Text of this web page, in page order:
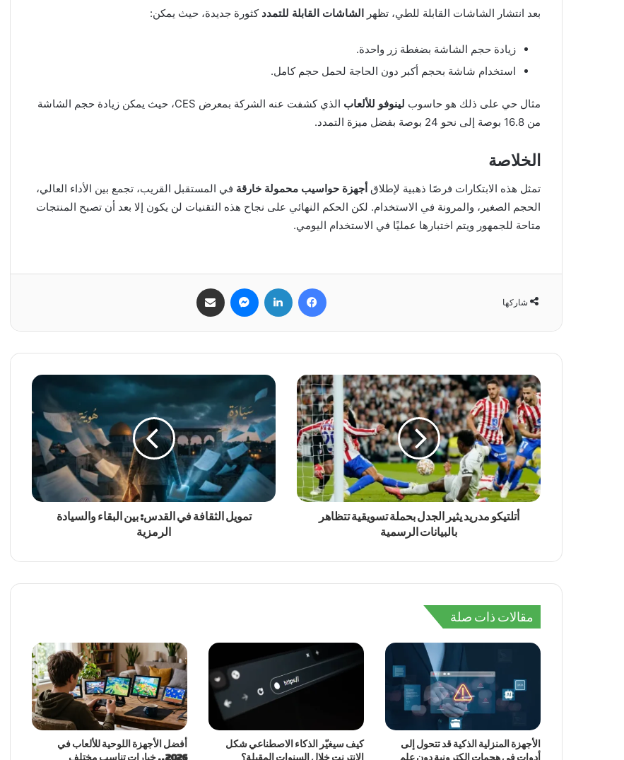
بعد انتشار الشاشات القابلة للطي، تظهر الشاشات القابلة للتمدد كثورة جديدة، حيث يمكن:
زيادة حجم الشاشة بضغطة زر واحدة.
استخدام شاشة بحجم أكبر دون الحاجة لحمل حجم كامل.
مثال حي على ذلك هو حاسوب لينوفو للألعاب
الذي كشفت عنه الشركة بمعرض CES، حيث يمكن زيادة حجم الشاشة
من 16.8 بوصة إلى نحو 24 بوصة بفضل ميزة التمدد.
الخلاصة
تمثل هذه الابتكارات فرصًا ذهبية لإطلاق أجهزة حواسيب محمولة خارقة في المستقبل القريب، تجمع بين الأداء العالي،
الحجم الصغير، والمرونة في الاستخدام. لكن الحكم النهائي على نجاح هذه التقنيات لن يكون إلا بعد أن تصبح المنتجات
متاحة للجمهور ويتم اختبارها عمليًا في الاستخدام اليومي.
شاركها
فيسبوك لينكدإن ماسنجر
أتلتيكو مدريد يثير الجدل بحملة تسويقية تتظاهر
بالبيانات الرسمية
تمويل الثقافة في القدس: بين البقاء والسيادة
الرمزية
مقالات ذات صلة
الأجهزة المنزلية الذكية قد تتحول إلى
أدوات في هجمات إلكترونية دون علم
كيف سيغيّر الذكاء الاصطناعي شكل
الإنترنت خلال السنوات المقبلة؟
أفضل الأجهزة اللوحية للألعاب في
2026.. خيارات تناسب مختلف